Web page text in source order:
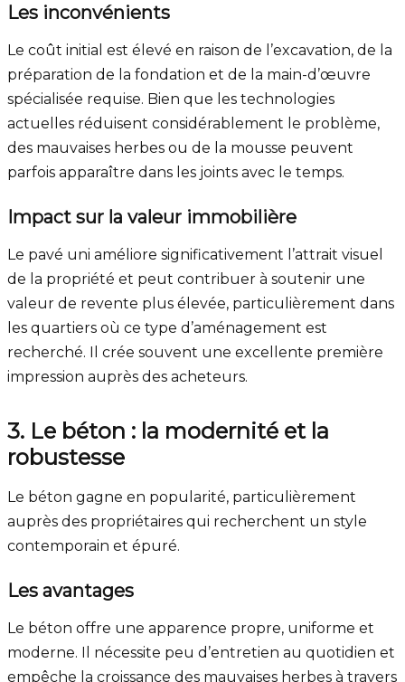
Les inconvénients
Le coût initial est élevé en raison de l’excavation, de la
préparation de la fondation et de la main-d’œuvre
spécialisée requise. Bien que les technologies
actuelles réduisent considérablement le problème,
des mauvaises herbes ou de la mousse peuvent
parfois apparaître dans les joints avec le temps.
Impact sur la valeur immobilière
Le pavé uni améliore significativement l’attrait visuel
de la propriété et peut contribuer à soutenir une
valeur de revente plus élevée, particulièrement dans
les quartiers où ce type d’aménagement est
recherché. Il crée souvent une excellente première
impression auprès des acheteurs.
3. Le béton : la modernité et la
robustesse
Le béton gagne en popularité, particulièrement
auprès des propriétaires qui recherchent un style
contemporain et épuré.
Les avantages
Le béton offre une apparence propre, uniforme et
moderne. Il nécessite peu d’entretien au quotidien et
empêche la croissance des mauvaises herbes à travers